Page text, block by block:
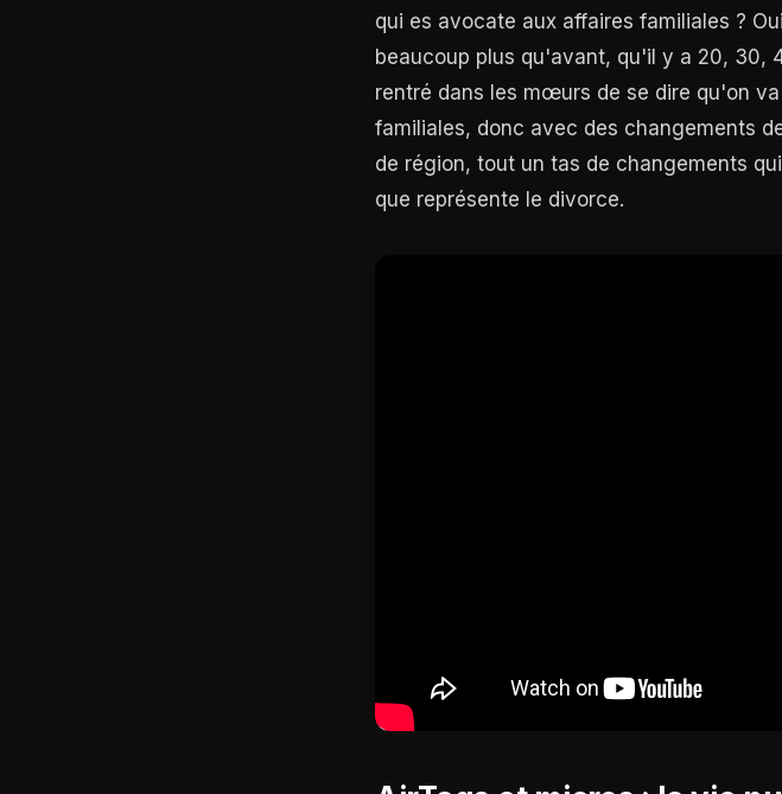
qui es avocate aux affaires familiales ?
beaucoup plus qu'avant, qu'il y a 20, 30,
rentré dans les mœurs de se dire qu'on
familiales, donc avec des changements
de région, tout un tas de changements
que représente le divorce.